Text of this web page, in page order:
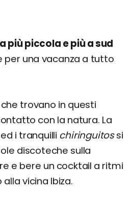
della movida e migliori
vacanza a Formentera?
più piccola e più a sud
per una vacanza a tutto
trovano in questi
con la natura. La
i tranquilli chiringuitossi
discoteche sulla
e bere un cocktail a ritmi
vicina Ibiza.